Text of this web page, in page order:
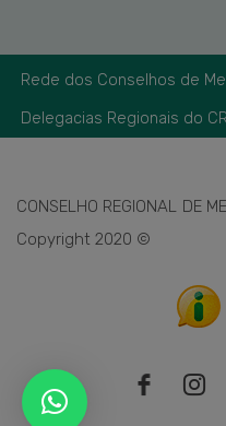
Rede dos Conselhos de
Delegacias Regionais do
CONSELHO REGIONAL DE
Copyright 2020 ©